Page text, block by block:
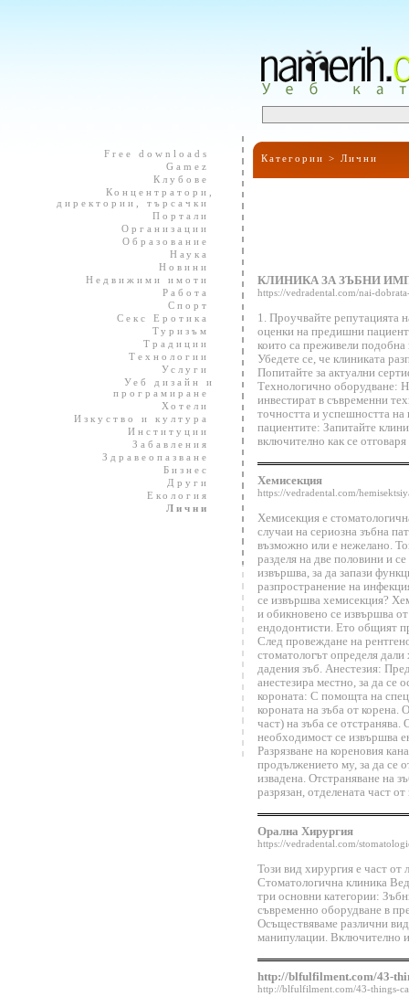
Free downloads
Gamez
Клубове
Концентратори,
директории, търсачки
Портали
Организации
Образование
Наука
Новини
Недвижими имоти
Работа
Спорт
Секс Еротика
Туризъм
Традиции
Технологии
Услуги
Уеб дизайн и
програмиране
Хотели
Изкуство и култура
Институции
Забавления
Здравеопазване
Бизнес
Други
Екология
Лични
Категории >Лични
КЛИНИКА ЗА ЗЪБНИ
https://vedradental.com/nai-
1. Проучвайте репутацията
оценки на предишни
които са преживели
Убедете се, че клиниката
Попитайте за актуални
Технологично оборудване:
инвестират в съвременни
точността и успешността
пациентите: Запитайте
включително как се
Хемисекция
https://vedradental.com/
Хемисекция е
случаи на сериозна зъбна
възможно или е нежелано.
разделя на две половини и
извършва, за да запази
разпространение на
се извършва хемисекция?
и обикновено се извършва
ендодонтисти. Ето общият
След провеждане на
стоматологът определя
дадения зъб. Анестезия:
анестезира местно, за да се
короната: С помощта на
короната на зъба от корена.
част) на зъба се
необходимост се извършва
Разрязване на кореновия
продължението му, за да се
извадена. Отстраняване на
разрязан, отделената част
Орална Хирургия
https://vedradental.com/
Този вид хирургия е част от
Стоматологична клиника
три основни категории:
съвременно оборудване в
Осъществяваме различни
манипулации. Включително
http://blfulfilment.com/43-
http://blfulfilment.com/43-things-